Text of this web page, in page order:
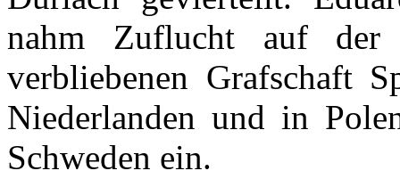
nahm
Zuflucht auf der
verbliebenen Grafschaft
Niederlanden und in
Schweden ein.